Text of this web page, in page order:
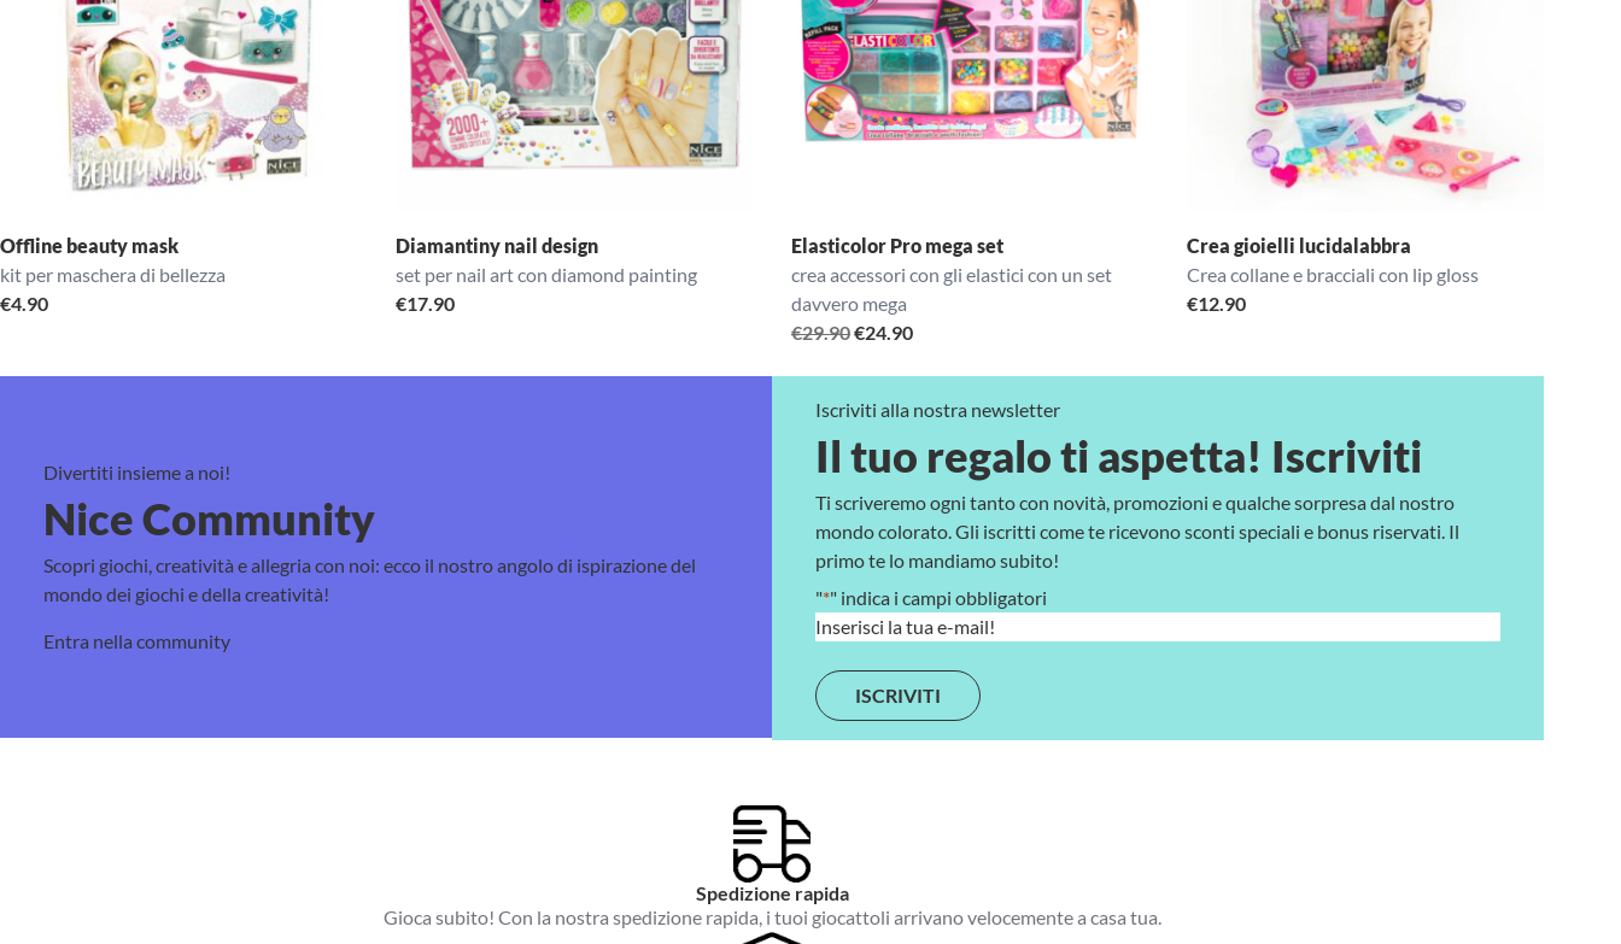
Offline beauty mask
kit per maschera di bellezza
€4.90
Diamantiny nail design
set per nail art con diamond painting
€17.90
Elasticolor Pro mega set
crea accessori con gli elastici con un set
davvero mega
€29.90Il
era:
€29.90.
€24.90Il
è:
€24.90.
Crea gioielli lucidalabbra
Crea collane e bracciali con lip gloss
€12.90
Divertiti insieme a noi!
Nice Community
Scopri giochi, creatività e allegria con noi: ecco il nostro angolo di ispirazione del
mondo dei giochi e della creatività!
Entra nella community
Iscriviti alla nostra newsletter
Il tuo regalo ti aspetta! Iscriviti
Ti scriveremo ogni tanto con novità, promozioni e qualche sorpresa dal nostro
mondo colorato. Gli iscritti come te ricevono sconti speciali e bonus riservati. Il
primo te lo mandiamo subito!
"*" indica i campi obbligatori
E
a
i
l
Spedizione rapida
Gioca subito! Con la nostra spedizione rapida, i tuoi giocattoli arrivano velocemente a casa tua.